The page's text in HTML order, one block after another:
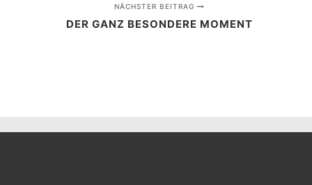
NÄCHSTER BEITRAG
DER GANZ BESONDERE MOMENT